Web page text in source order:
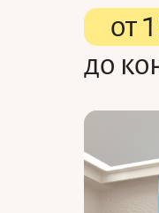
от
до